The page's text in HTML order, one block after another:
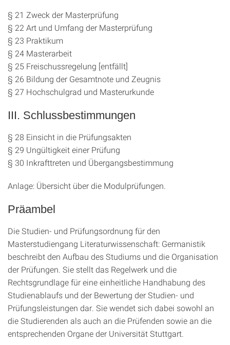
§ 21 Zweck der Masterprüfung
§ 22 Art und Umfang der Masterprüfung
§ 23 Praktikum
§ 24 Masterarbeit
§ 25 Freischussregelung [entfällt]
§ 26 Bildung der Gesamtnote und Zeugnis
§ 27 Hochschulgrad und Masterurkunde
III. Schlussbestimmungen
§ 28 Einsicht in die Prüfungsakten
§ 29 Ungültigkeit einer Prüfung
§ 30 Inkrafttreten und Übergangsbestimmung
Anlage: Übersicht über die Modulprüfungen.
Präambel
Die Studien- und Prüfungsordnung für den
Masterstudiengang Literaturwissenschaft: Germanistik
beschreibt den Aufbau des Studiums und die Organisation
der Prüfungen. Sie stellt das Regelwerk und die
Rechtsgrundlage für eine einheitliche Handhabung des
Studienablaufs und der Bewertung der Studien- und
Prüfungsleistungen dar. Sie wendet sich dabei sowohl an
die Studierenden als auch an die Prüfenden sowie an die
entsprechenden Organe der Universität Stuttgart.